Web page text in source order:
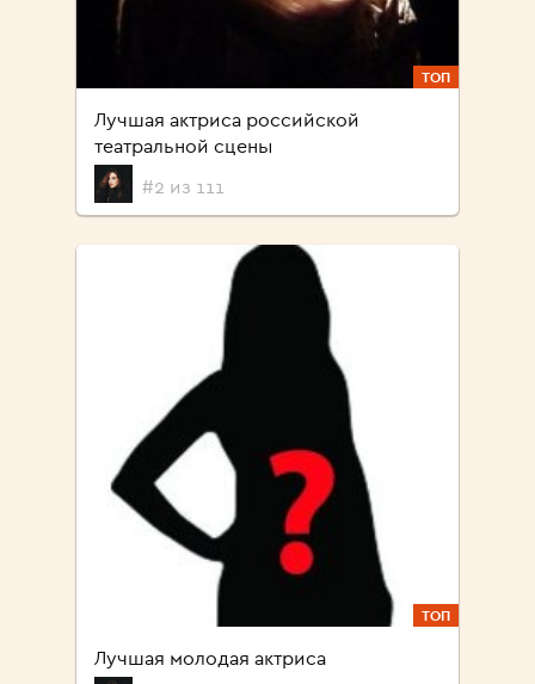
ТОП
Лучшая актриса российской
театральной сцены
#2 из 111
ТОП
Лучшая молодая актриса